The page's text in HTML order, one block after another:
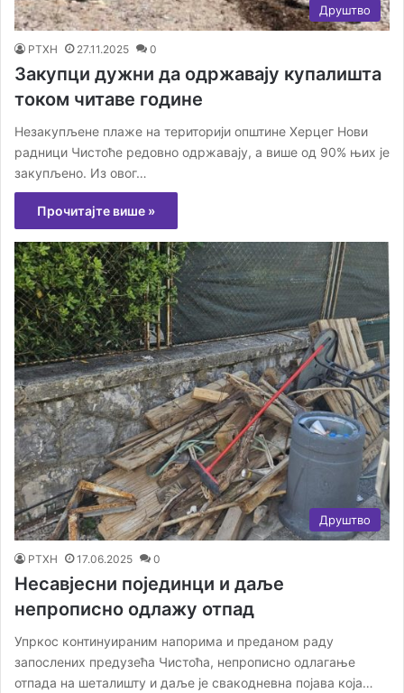
Друштво
РТХН 27.11.2025 0
Закупци дужни да одржавају купалишта
током читаве године
Незакупљене плаже на територији општине Херцег Нови
радници Чистоће редовно одржавају, а више од 90% њих је
закупљено. Из овог…
Прочитајте више »
Друштво
РТХН 17.06.2025 0
Несавјесни појединци и даље
непрописно одлажу отпад
Упркос континуираним напорима и преданом раду
запослених предузећа Чистоћа, непрописно одлагање
отпада на шеталишту и даље је свакодневна појава која…